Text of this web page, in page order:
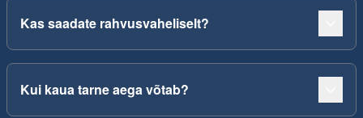
Kas saadate rahvusvaheliselt?
Kui kaua tarne aega võtab?